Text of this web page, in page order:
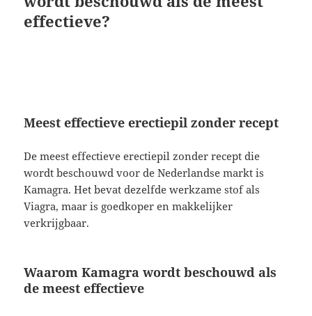
effectieve?
Meest effectieve erectiepil zonder recept
De meest effectieve erectiepil zonder recept die
wordt beschouwd voor de Nederlandse markt is
Kamagra. Het bevat dezelfde werkzame stof als
Viagra, maar is goedkoper en makkelijker
verkrijgbaar.
Waarom Kamagra wordt beschouwd als
de meest effectieve